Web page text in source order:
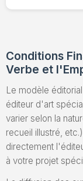
Conditions
Verbe et
Le modèle
éditeur d'art
varier selon la
recueil illustré,
directement
à votre projet